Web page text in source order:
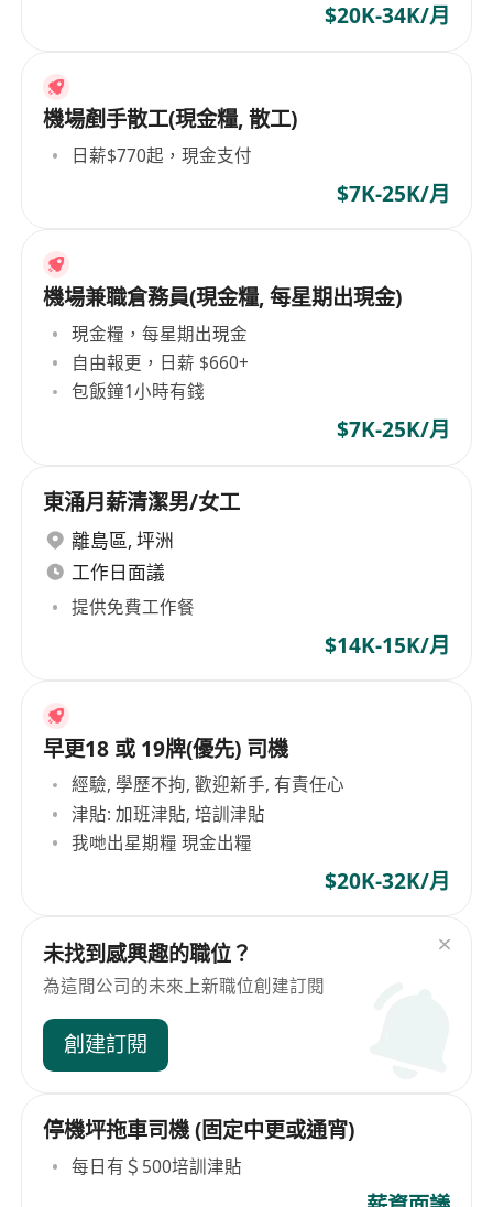
$20K-34K/月
機場剷手散工(現金糧, 散工)
日薪$770起，現金支付
$7K-25K/月
機場兼職倉務員(現金糧, 每星期出現金)
現金糧，每星期出現金
自由報更，日薪 $660+
包飯鐘1小時有錢
$7K-25K/月
東涌月薪清潔男/女工
離島區, 坪洲
工作日面議
提供免費工作餐
$14K-15K/月
早更18 或 19牌(優先) 司機
經驗, 學歷不拘, 歡迎新手, 有責任心
津貼: 加班津貼, 培訓津貼
我哋出星期糧 現金出糧
$20K-32K/月
未找到感興趣的職位？
為這間公司的未來上新職位創建訂閱
創建訂閱
停機坪拖車司機 (固定中更或通宵)
每日有＄500培訓津貼